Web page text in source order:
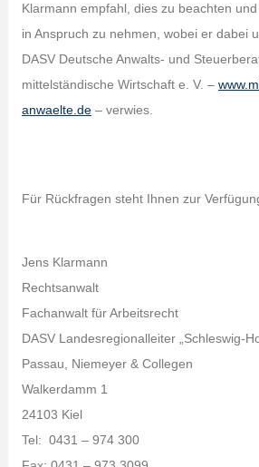
Klarmann empfahl, dies zu beachten
in Anspruch zu nehmen, wobei er dabei
DASV Deutsche Anwalts- und
mittelständische Wirtschaft e. V. –
anwaelte.de– verwies.
Für Rückfragen steht Ihnen zur
Jens Klarmann
Rechtsanwalt
Fachanwalt für Arbeitsrecht
DASV Landesregionalleiter „Schleswig-
Passau, Niemeyer & Collegen
Walkerdamm 1
24103 Kiel
Tel: 0431 – 974 300